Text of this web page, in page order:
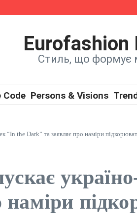
Eurofashion
Стиль, що формує
Code Persons & Visions
“In the Dark” та заявляє про наміри